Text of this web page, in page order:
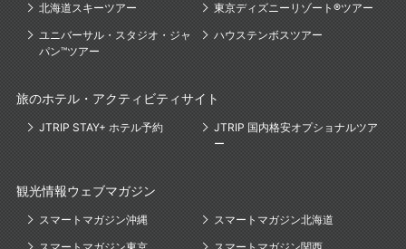
北海道スキーツアー
東京ディズニーリゾート®ツアー
ユニバーサル・スタジオ・ジャ
パン™ツアー
ハウステンボスツアー
旅のホテル・アクティビティサイト
JTRIP STAY+ ホテル予約
JTRIP 国内格安オプショナルツア
ー
観光情報ウェブマガジン
スマートマガジン沖縄
スマートマガジン北海道